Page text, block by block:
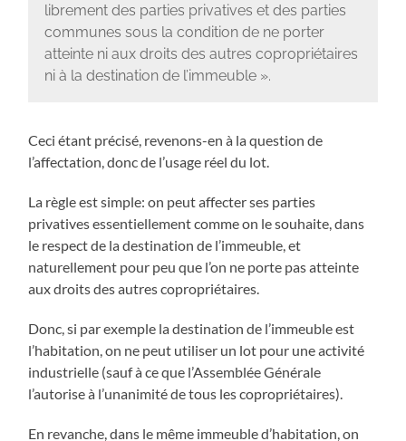
librement des parties privatives et des parties
communes sous la condition de ne porter
atteinte ni aux droits des autres copropriétaires
ni à la destination de l’immeuble ».
Ceci étant précisé, revenons-en à la question de
l’affectation, donc de l’usage réel du lot.
La règle est simple: on peut affecter ses parties
privatives essentiellement comme on le souhaite, dans
le respect de la destination de l’immeuble, et
naturellement pour peu que l’on ne porte pas atteinte
aux droits des autres copropriétaires.
Donc, si par exemple la destination de l’immeuble est
l’habitation, on ne peut utiliser un lot pour une activité
industrielle (sauf à ce que l’Assemblée Générale
l’autorise à l’unanimité de tous les copropriétaires).
En revanche, dans le même immeuble d’habitation, on